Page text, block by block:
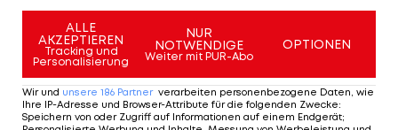
Gaben die rot-weiß-roten Fans ihrem Team in den
vergangenen Jahren jede Menge
Vertrauensvorschuss, ist dieser Kredit offenkundig
ausgerechnet zu einem Zeitpunkt, wo spürbare
Fortschritte zu orten sind, aufgebraucht. Der
ALLE
AKZEPTIEREN
Tracking und
Personalisierung
NUR
NOTWENDIGE
Weiter mit PUR-Abo
OPTIONEN
Wir und unsere 186 Partner verarbeiten personenbezogene Daten, wie
Ihre IP-Adresse und Browser-Attribute für die folgenden Zwecke:
Speichern von oder Zugriff auf Informationen auf einem Endgerät;